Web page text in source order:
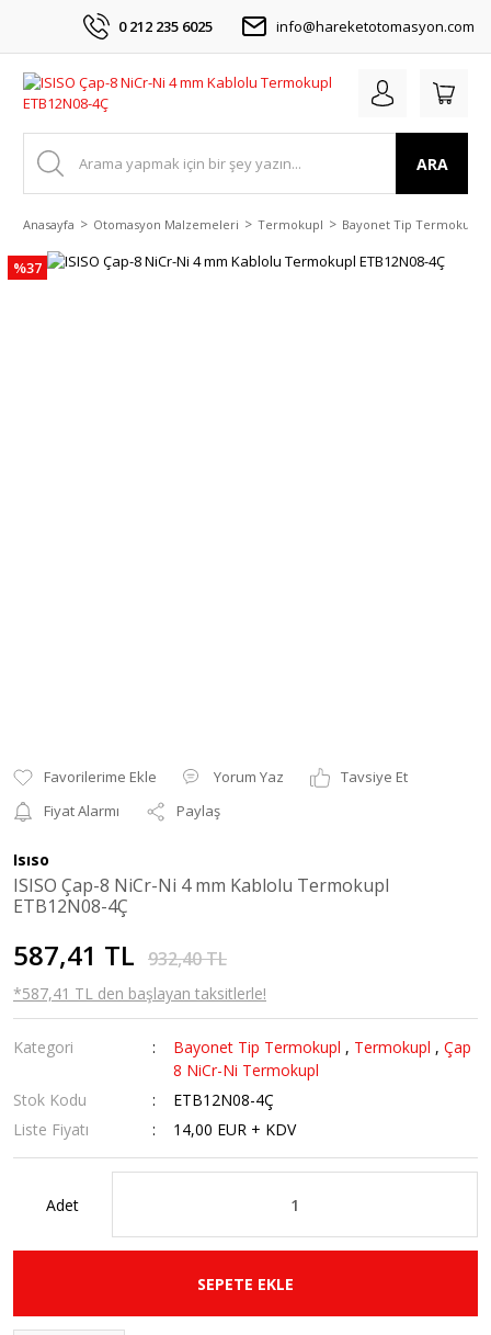
0 212 235 6025 info@hareketotomasyon.com
ARA
Anasayfa Otomasyon Malzemeleri Termokupl Bayonet Tip Termokupl
%37
Yorum Yaz
Tavsiye Et
Fiyat Alarmı
Paylaş
Isıso
ISISO Çap-8 NiCr-Ni 4 mm Kablolu Termokupl
ETB12N08-4Ç
587,41 TL 932,40 TL
*587,41 TL den başlayan taksitlerle!
Kategori Bayonet Tip Termokupl , Termokupl ,Çap
8 NiCr-Ni Termokupl
Stok Kodu
ETB12N08-4Ç
Liste Fiyatı
14,00 EUR + KDV
Adet
SEPETE EKLE